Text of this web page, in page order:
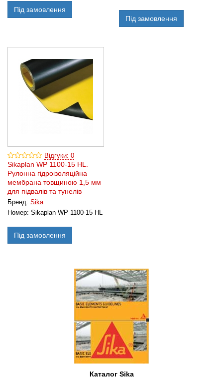
Під замовлення
Під замовлення
Відгуки: 0
Sikaplan WP 1100-15 HL.
Рулонна гідроізоляційна
мембрана товщиною 1,5 мм
для підвалів та тунелів
Бренд: Sika
Номер: Sikaplan WP 1100-15 HL
Під замовлення
Каталог Sika